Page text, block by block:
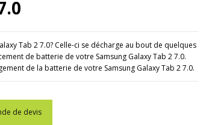
Tab 2 7.0? Celle-ci se décharge au bout de quelques
de batterie de votre Samsung Galaxy Tab 2 7.0.
de la batterie de votre Samsung Galaxy Tab 2 7.0.
de devis